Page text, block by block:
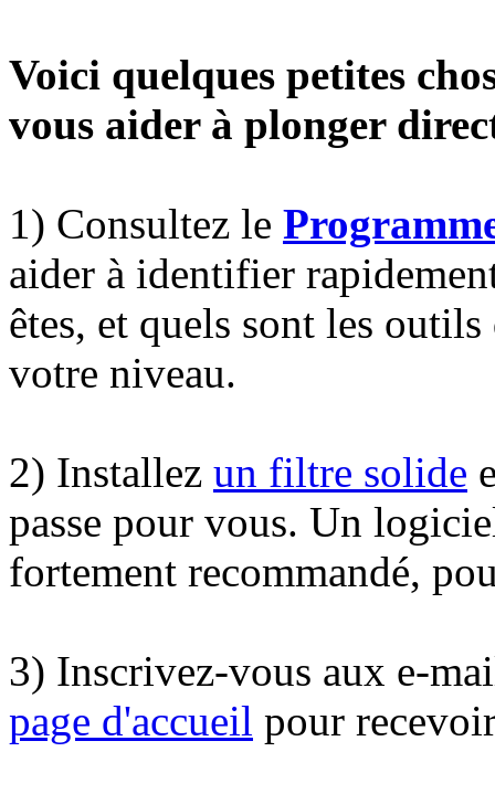
Voici quelques petites
vous aider à plonger
1) Consultez le
aider à identifier
êtes, et quels sont les
votre niveau.
2) Installez un filtre solide
passe pour vous. Un
fortement recommandé,
3) Inscrivez-vous aux e-
page d'accueil pour